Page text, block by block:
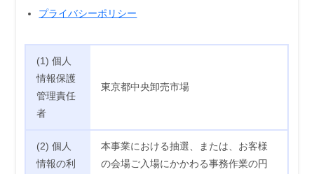
プライバシーポリシー
(1) 個人
情報保護
管理責任
者
東京都中央卸売市場
(2) 個人
情報の利
本事業における抽選、または、お客様
の会場ご入場にかかわる事務作業の円